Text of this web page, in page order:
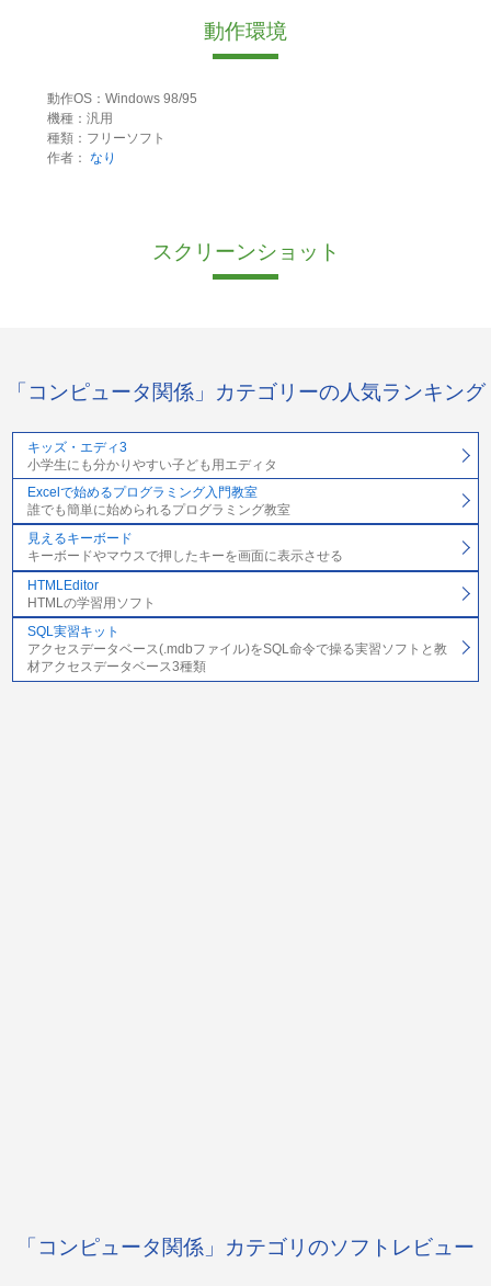
動作環境
動作OS：Windows 98/95
機種：汎用
種類：フリーソフト
作者： なり
スクリーンショット
「コンピュータ関係」カテゴリーの人気ランキング
キッズ・エディ3
小学生にも分かりやすい子ども用エディタ
Excelで始めるプログラミング入門教室
誰でも簡単に始められるプログラミング教室
見えるキーボード
キーボードやマウスで押したキーを画面に表示させる
HTMLEditor
HTMLの学習用ソフト
SQL実習キット
アクセスデータベース(.mdbファイル)をSQL命令で操る実習ソフトと教
材アクセスデータベース3種類
「コンピュータ関係」カテゴリのソフトレビュー